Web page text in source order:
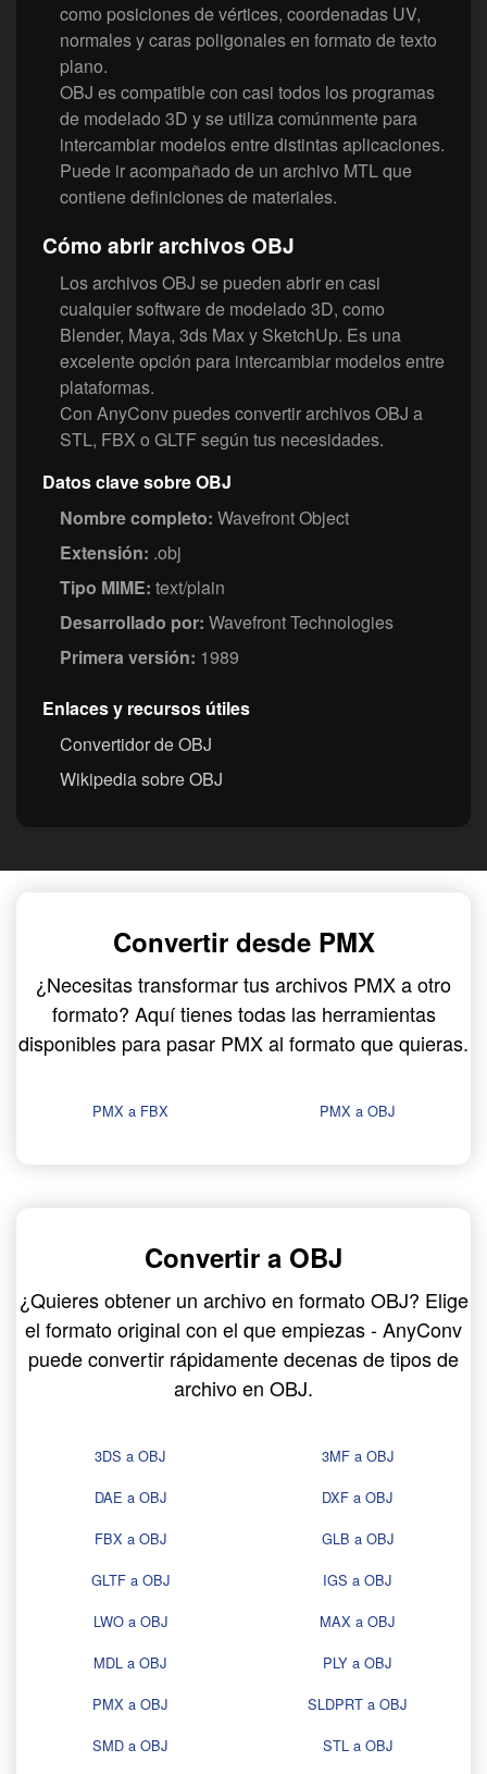
como posiciones de vértices, coordenadas UV,
normales y caras poligonales en formato de texto
plano.
OBJ es compatible con casi todos los programas
de modelado 3D y se utiliza comúnmente para
intercambiar modelos entre distintas aplicaciones.
Puede ir acompañado de un archivo MTL que
contiene definiciones de materiales.
Cómo abrir archivos OBJ
Los archivos OBJ se pueden abrir en casi
cualquier software de modelado 3D, como
Blender, Maya, 3ds Max y SketchUp. Es una
excelente opción para intercambiar modelos entre
plataformas.
Con AnyConv puedes convertir archivos OBJ a
STL, FBX o GLTF según tus necesidades.
Datos clave sobre OBJ
Nombre completo: Wavefront Object
Extensión: .obj
Tipo MIME: text/plain
Desarrollado por: Wavefront Technologies
Primera versión: 1989
Enlaces y recursos útiles
Convertidor de OBJ
Wikipedia sobre OBJ
Convertir desde PMX
¿Necesitas transformar tus archivos PMX a otro
formato? Aquí tienes todas las herramientas
disponibles para pasar PMX al formato que quieras.
PMX a FBX PMX a OBJ
Convertir a OBJ
¿Quieres obtener un archivo en formato OBJ? Elige
el formato original con el que empiezas - AnyConv
puede convertir rápidamente decenas de tipos de
archivo en OBJ.
3DS a OBJ
3MF a OBJ
DAE a OBJ
DXF a OBJ
FBX a OBJ
GLB a OBJ
GLTF a OBJ
IGS a OBJ
LWO a OBJ
MAX a OBJ
MDL a OBJ
PLY a OBJ
PMX a OBJ
SLDPRT a OBJ
SMD a OBJ
STL a OBJ